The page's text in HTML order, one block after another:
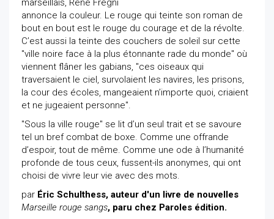
marseillais, René Frégni
annonce la couleur. Le rouge qui teinte son roman de
bout en bout est le rouge du courage et de la révolte.
C’est aussi la teinte des couchers de soleil sur cette
"ville noire face à la plus étonnante rade du monde" où
viennent flâner les gabians, "ces oiseaux qui
traversaient le ciel, survolaient les navires, les prisons,
la cour des écoles, mangeaient n’importe quoi, criaient
et ne jugeaient personne".
"Sous la ville rouge" se lit d’un seul trait et se savoure
tel un bref combat de boxe. Comme une offrande
d’espoir, tout de même. Comme une ode à l’humanité
profonde de tous ceux, fussent-ils anonymes, qui ont
choisi de vivre leur vie avec des mots.
par Éric Schulthess, auteur d'un livre de nouvelles
Marseille rouge sangs, paru chez Paroles édition.